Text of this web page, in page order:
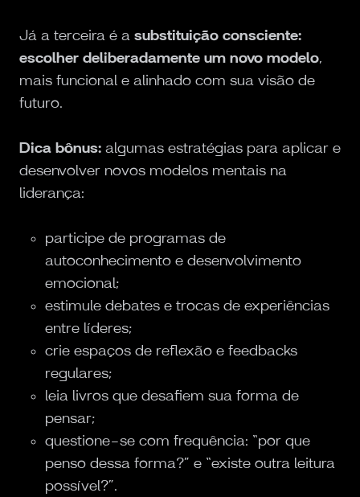
Já a terceira é a substituição consciente:
escolher deliberadamente um novo modelo,
mais funcional e alinhado com sua visão de
futuro.
Dica bônus: algumas estratégias para aplicar e
desenvolver novos modelos mentais na
liderança:
participe de programas de
autoconhecimento e desenvolvimento
emocional;
estimule debates e trocas de experiências
entre líderes;
crie espaços de reflexão e feedbacks
regulares;
leia livros que desafiem sua forma de
pensar;
questione-se com frequência: “por que
penso dessa forma?” e “existe outra leitura
possível?”.